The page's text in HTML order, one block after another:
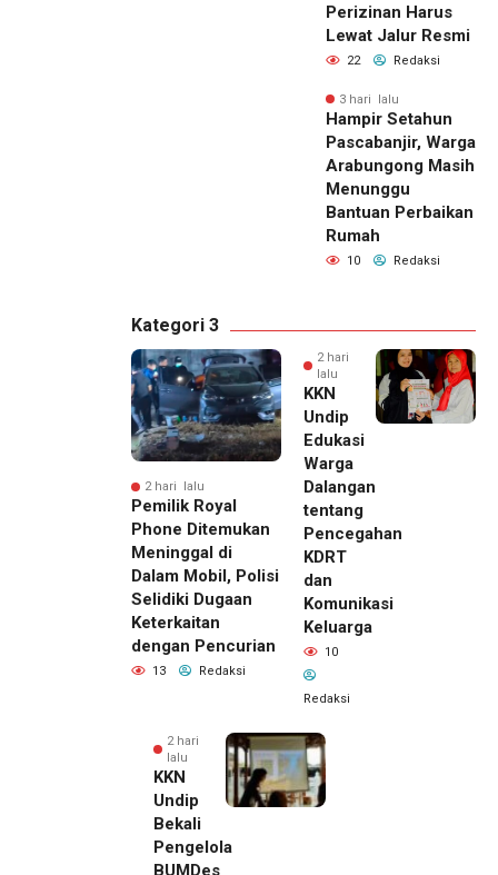
Perizinan Harus
Lewat Jalur Resmi
22 Redaksi
3 hari lalu
Hampir Setahun
Pascabanjir, Warga
Arabungong Masih
Menunggu
Bantuan Perbaikan
Rumah
10 Redaksi
Kategori 3
2 hari lalu
Pemilik Royal
Phone Ditemukan
Meninggal di
Dalam Mobil, Polisi
Selidiki Dugaan
Keterkaitan
dengan Pencurian
13 Redaksi
2 hari
lalu
KKN
Undip
Edukasi
Warga
Dalangan
tentang
Pencegahan
KDRT
dan
Komunikasi
Keluarga
10
Redaksi
2 hari
lalu
KKN
Undip
Bekali
Pengelola
BUMDes